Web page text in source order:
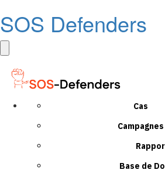
SOS Defenders
Cas
Campagnes
Base de